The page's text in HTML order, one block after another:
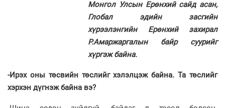
Монгол Улсын Ерөнхий сайд асан,
Глобал эдийн засгийн
хүрээлэнгийн Ерөнхий захирал
Р.Амаржаргалын байр суурийг
хүргэж байна.
-Ирэх оны төсвийн төслийг хэлэлцэж байна. Та төслийг
хэрхэн дүгнэж байна вэ?